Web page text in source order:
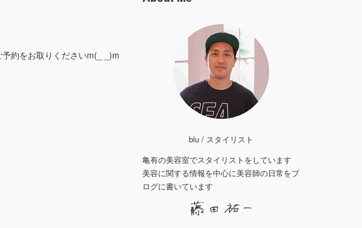
約をお取りくださいm(_ _)m
blu / スタイリスト
亀有の美容室でスタイリストをしています
美容に関する情報を中心に美容師の日常をブ
ログに書いています